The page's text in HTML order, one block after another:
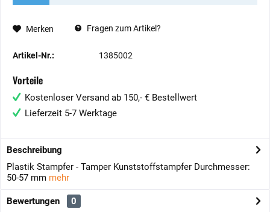
Merken Fragen zum Artikel?
Artikel-Nr.: 1385002
Vorteile
Kostenloser Versand ab 150,- € Bestellwert
Lieferzeit 5-7 Werktage
Beschreibung
Plastik Stampfer - Tamper Kunststoffstampfer Durchmesser:
50-57 mm mehr
Bewertungen
0